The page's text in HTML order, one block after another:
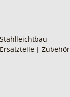
Stahlleichtbau
Ersatzteile | Zubehör